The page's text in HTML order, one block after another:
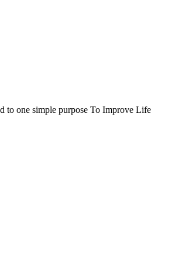
to one simple purpose To Improve Life